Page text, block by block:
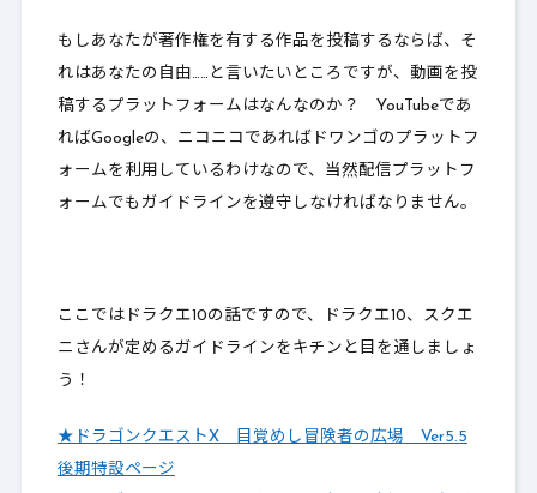
もしあなたが著作権を有する作品を投稿するならば、そ
れはあなたの自由……と言いたいところですが、動画を投
稿するプラットフォームはなんなのか？ YouTubeであ
ればGoogleの、ニコニコであればドワンゴのプラットフ
ォームを利用しているわけなので、当然配信プラットフ
ォームでもガイドラインを遵守しなければなりません。
ここではドラクエ10の話ですので、ドラクエ10、スクエ
ニさんが定めるガイドラインをキチンと目を通しましょ
う！
★ドラゴンクエストX 目覚めし冒険者の広場 Ver5.5
後期特設ページ